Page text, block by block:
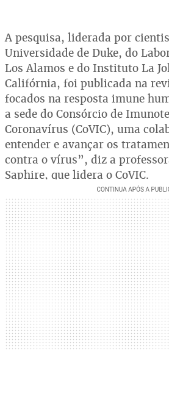
A pesquisa, liderada por
Universidade de Duke, do
Los Alamos e do Instituto La
Califórnia, foi publicada na
focados na resposta imune
a sede do Consórcio de
Coronavírus (CoVIC), uma
entender e avançar os
contra o vírus”, diz a
Saphire, que lidera o CoVIC.